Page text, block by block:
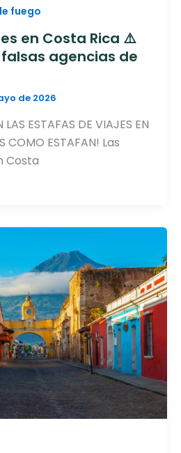
fuego
en Costa Rica ⚠️
agencias de
de 2026
ESTAFAS DE VIAJES EN
COMO ESTAFAN! Las
Costa